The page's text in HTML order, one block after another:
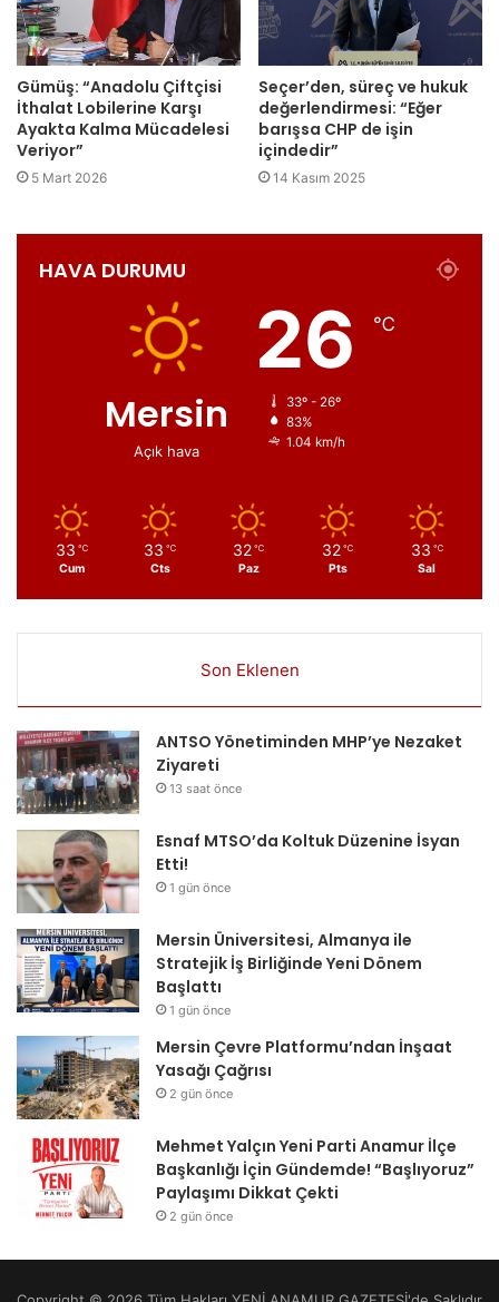
Gümüş: “Anadolu Çiftçisi
İthalat Lobilerine Karşı
Ayakta Kalma Mücadelesi
Veriyor”
5 Mart 2026
Seçer’den, süreç ve hukuk
değerlendirmesi: “Eğer
barışsa CHP de işin
içindedir”
14 Kasım 2025
HAVA DURUMU
Mersin
Açık hava
26 ℃
33º - 26º
83%
1.04 km/h
33 ℃
Cum
33 ℃
Cts
32 ℃
Paz
32 ℃
Pts
33 ℃
Sal
Son Eklenen
ANTSO Yönetiminden MHP’ye Nezaket
Ziyareti
13 saat önce
Esnaf MTSO’da Koltuk Düzenine İsyan
Etti!
1 gün önce
Mersin Üniversitesi, Almanya ile
Stratejik İş Birliğinde Yeni Dönem
Başlattı
1 gün önce
Mersin Çevre Platformu’ndan İnşaat
Yasağı Çağrısı
2 gün önce
Mehmet Yalçın Yeni Parti Anamur İlçe
Başkanlığı İçin Gündemde! “Başlıyoruz”
Paylaşımı Dikkat Çekti
2 gün önce